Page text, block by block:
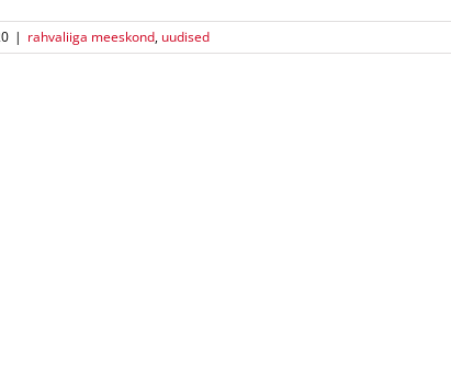
| rahvaliiga meeskond, uudised